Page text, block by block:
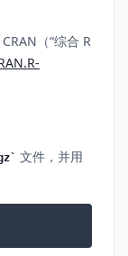
（“综合 R
文件，并用